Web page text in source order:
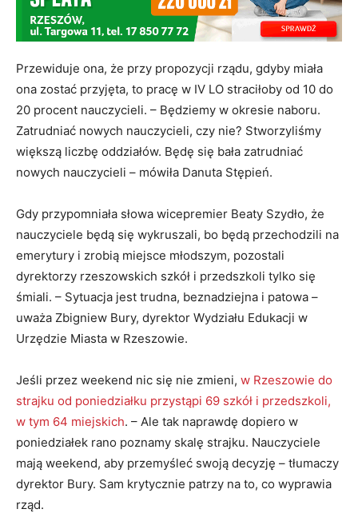
Przewiduje ona, że przy propozycji rządu, gdyby miała
ona zostać przyjęta, to pracę w IV LO straciłoby od 10 do
20 procent nauczycieli. – Będziemy w okresie naboru.
Zatrudniać nowych nauczycieli, czy nie? Stworzyliśmy
większą liczbę oddziałów. Będę się bała zatrudniać
nowych nauczycieli – mówiła Danuta Stępień.
Gdy przypomniała słowa wicepremier Beaty Szydło, że
nauczyciele będą się wykruszali, bo będą przechodzili na
emerytury i zrobią miejsce młodszym, pozostali
dyrektorzy rzeszowskich szkół i przedszkoli tylko się
śmiali. – Sytuacja jest trudna, beznadziejna i patowa –
uważa Zbigniew Bury, dyrektor Wydziału Edukacji w
Urzędzie Miasta w Rzeszowie.
Jeśli przez weekend nic się nie zmieni, w Rzeszowie do
strajku od poniedziałku przystąpi 69 szkół i przedszkoli,
w tym 64 miejskich. – Ale tak naprawdę dopiero w
poniedziałek rano poznamy skalę strajku. Nauczyciele
mają weekend, aby przemyśleć swoją decyzję – tłumaczy
dyrektor Bury. Sam krytycznie patrzy na to, co wyprawia
rząd.